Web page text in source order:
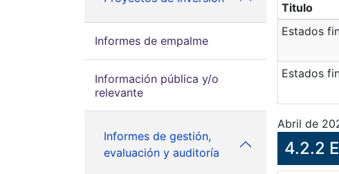
Informes de empalme
Información pública y/o
relevante
Informes de gestión,
evaluación y auditoría
Titulo
Estados
Estados
Abril de
4.2.2